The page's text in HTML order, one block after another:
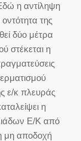
η αντίληψη
της
δύο μέτρα
στέκεται η
ε/κ πλευράς
η
Ε/Κ από
μη αποδοχή